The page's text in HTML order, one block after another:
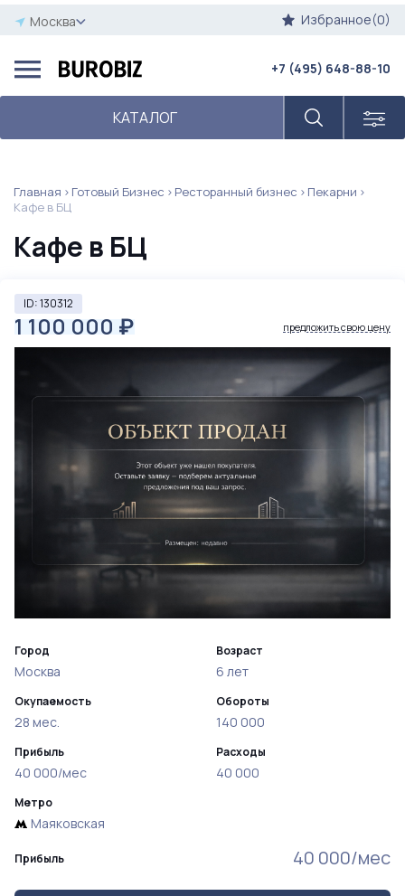
Москва Избранное(0)
КАТАЛОГ
+7 (495) 648-88-10
Главная Готовый Бизнес Ресторанный бизнес
Пекарни
Кафе в БЦ
Кафе в БЦ
ID: 130312
1 100 000 ₽ предложить свою цену
Прибыль 40 000/мес
Город
Москва
Окупаемость
28 мес.
Прибыль
40 000/мес
Возраст
6 лет
Обороты
140 000
Расходы
40 000
Метро
Маяковская